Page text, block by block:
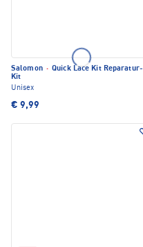
Salomon · Quick Lace Kit Reparatur-
Kit
Unisex
€ 9,99